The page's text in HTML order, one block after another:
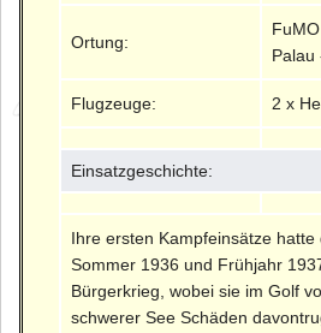
Ortung:
Palau
Flugzeuge: 2 x
Einsatzgeschichte:
Ihre ersten Kampfeinsätze hatte
Sommer 1936 und Frühjahr
Bürgerkrieg, wobei sie im Golf
schwerer See Schäden